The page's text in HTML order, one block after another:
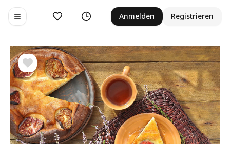
Toggle navigation menu
Gefällt mirVerlauf Anmelden Registrieren